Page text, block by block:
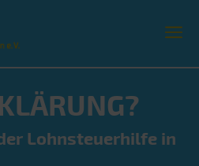
Lohnsteuerhilfe in